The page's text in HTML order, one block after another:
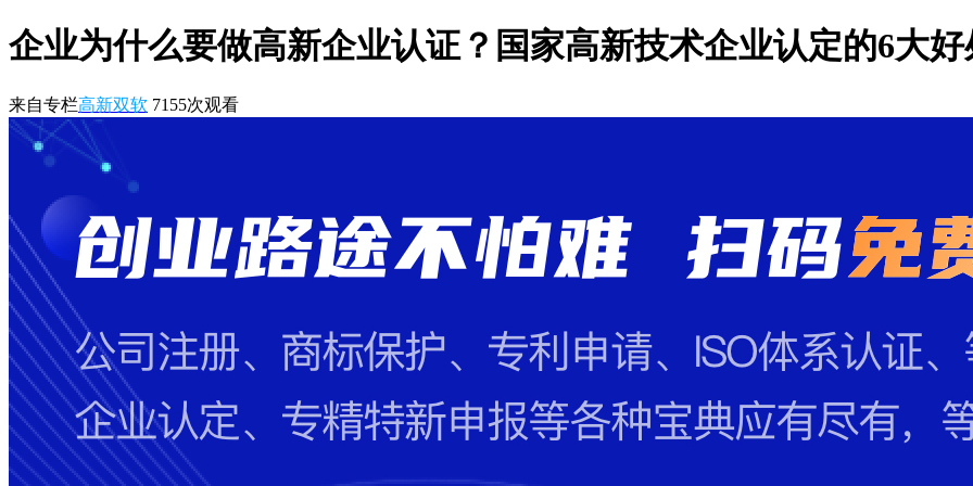
企业为什么要做高新企业认证？国家高新技术企业认定的6大好
来自专栏高新双软 7155次观看